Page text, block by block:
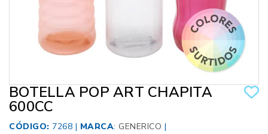
BOTELLA POP ART CHAPITA
600CC
CÓDIGO: 7268 | MARCA: GENERICO |